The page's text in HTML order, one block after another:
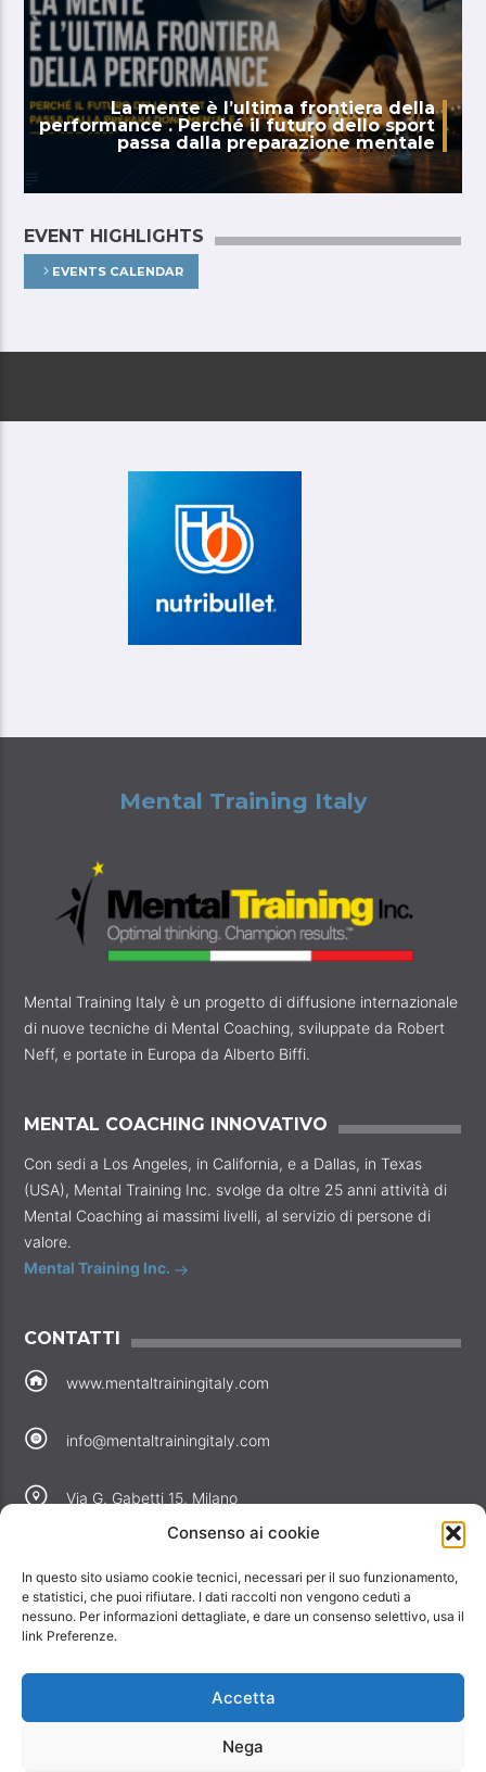
Consenso ai cookie
In questo sito usiamo cookie tecnici, necessari per il suo funzionamento,
e statistici, che puoi rifiutare. I dati raccolti non vengono ceduti a
nessuno. Per informazioni dettagliate, e dare un consenso selettivo, usa il
link Preferenze.
Accetta
Nega
La mente è l’ultima frontiera della
performance . Perché il futuro dello sport
passa dalla preparazione mentale
EVENT HIGHLIGHTS
EVENTS CALENDAR
Mental Training Italy
Mental Training Italy è un progetto di diffusione internazionale
di nuove tecniche di Mental Coaching, sviluppate da Robert
Neff, e portate in Europa da Alberto Biffi.
MENTAL COACHING INNOVATIVO
Con sedi a Los Angeles, in California, e a Dallas, in Texas
(USA), Mental Training Inc. svolge da oltre 25 anni attività di
Mental Coaching ai massimi livelli, al servizio di persone di
valore.
Mental Training Inc.
CONTATTI
www.mentaltrainingitaly.com
info@mentaltrainingitaly.com
Via G. Gabetti 15, Milano
Perché noi
Offerte
Informativa privacy
Informativa cookie